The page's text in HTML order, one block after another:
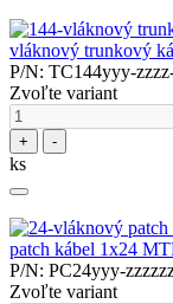
vláknový trunkový
P/N: TC144yyy-
Zvoľte variant
+ -
ks
patch kábel 1x24
P/N: PC24yyy-
Zvoľte variant